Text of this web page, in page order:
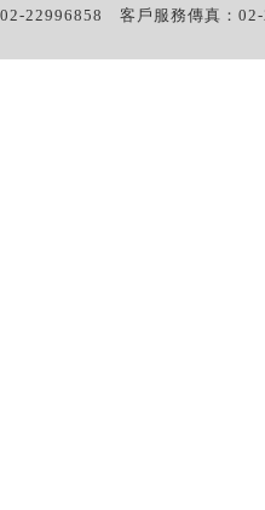
02-22996858 客戶服務傳真：